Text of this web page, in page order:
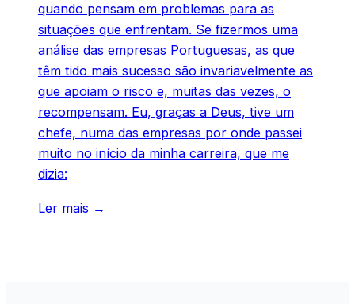
quando pensam em problemas para as
situações que enfrentam. Se fizermos uma
análise das empresas Portuguesas, as que
têm tido mais sucesso são invariavelmente as
que apoiam o risco e, muitas das vezes, o
recompensam. Eu, graças a Deus, tive um
chefe, numa das empresas por onde passei
muito no início da minha carreira, que me
dizia:
Ler mais →